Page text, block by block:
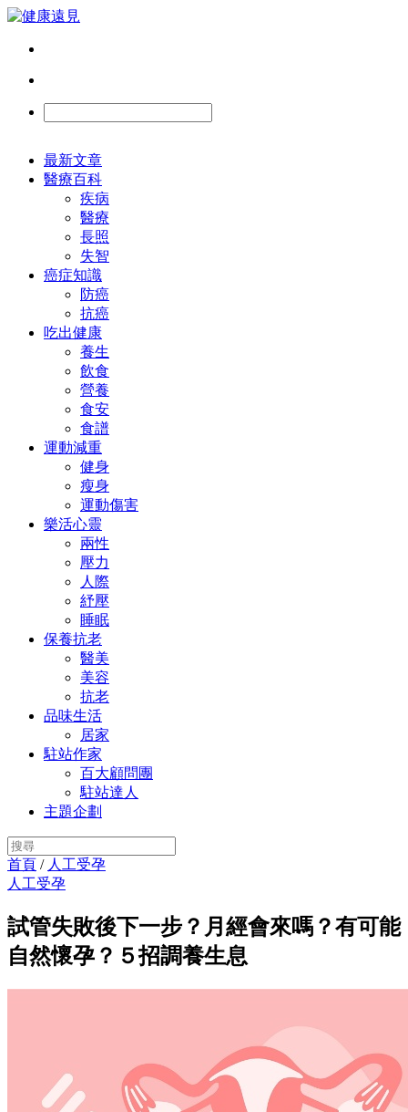
最新文章
醫療百科
疾病
醫療
長照
失智
癌症知識
防癌
抗癌
吃出健康
養生
飲食
營養
食安
食譜
運動減重
健身
瘦身
運動傷害
樂活心靈
兩性
壓力
人際
紓壓
睡眠
保養抗老
醫美
美容
抗老
品味生活
居家
駐站作家
百大顧問團
駐站達人
主題企劃
首頁 / 人工受孕
人工受孕
試管失敗後下一步？月經會來嗎？有可能
自然懷孕？５招調養生息